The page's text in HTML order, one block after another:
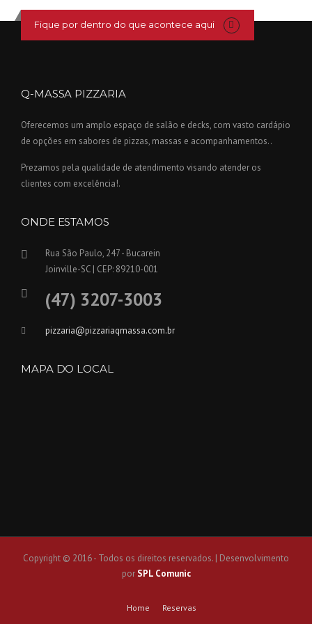
Fique por dentro do que acontece aqui
Q-MASSA PIZZARIA
Oferecemos um amplo espaço de salão e decks, com vasto cardápio
de opções em sabores de pizzas, massas e acompanhamentos..
Prezamos pela qualidade de atendimento visando atender os
clientes com excelência!.
ONDE ESTAMOS
Rua São Paulo, 247 - Bucarein
Joinville-SC | CEP: 89210-001
(47) 3207-3003
pizzaria@pizzariaqmassa.com.br
MAPA DO LOCAL
Copyright © 2016 - Todos os direitos reservados. | Desenvolvimento
por SPL Comunic
Home Reservas